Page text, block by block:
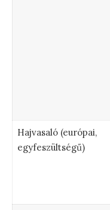
Hajvasaló (európai,
egyfeszültségű)